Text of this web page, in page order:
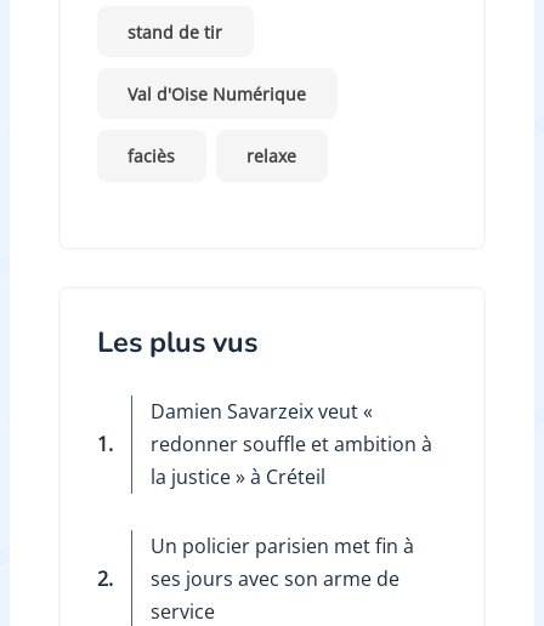
stand de tir
Val d'Oise Numérique
faciès relaxe
Les plus vus
1.
Damien Savarzeix veut «
redonner souffle et ambition à
la justice » à Créteil
2.
Un policier parisien met fin à
ses jours avec son arme de
service